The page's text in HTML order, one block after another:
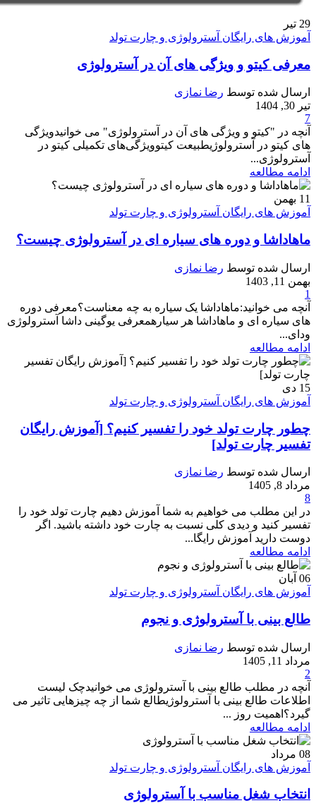
29 تیر
آموزش های رایگان آسترولوژی و چارت تولد
معرفی کیتو و ویژگی های آن در آسترولوژی
ارسال شده توسط رضا نمازی
تیر 30, 1404
7
آنچه در "کیتو و ویژگی های آن در آسترولوژی" می خوانیدویژگی‌
های کیتو در آسترولوژیطبیعت کیتوویژگی‌های تکمیلی کیتو در
آسترولوژی...
ادامه مطالعه
11 بهمن
آموزش های رایگان آسترولوژی و چارت تولد
ماهاداشا و دوره های سیاره ای در آسترولوژی چیست؟
ارسال شده توسط رضا نمازی
بهمن 11, 1403
1
آنچه می خوانید:ماهاداشا یک سیاره به چه معناست؟معرفی دوره
های سیاره ای و ماهاداشا هر سیارهمعرفی یوگینی داشا آسترولوژی
ودای...
ادامه مطالعه
15 دی
آموزش های رایگان آسترولوژی و چارت تولد
چطور چارت تولد خود را تفسیر کنیم؟ [آموزش رایگان
تفسیر چارت تولد]
ارسال شده توسط رضا نمازی
مرداد 8, 1405
8
در این مطلب می خواهیم به شما آموزش دهیم چارت تولد خود را
تفسیر کنید و دیدی کلی نسبت به چارت خود داشته باشید. اگر
دوست دارید آموزش رایگا...
ادامه مطالعه
06 آبان
آموزش های رایگان آسترولوژی و چارت تولد
طالع بینی با آسترولوژی و نجوم
ارسال شده توسط رضا نمازی
مرداد 11, 1405
2
آنچه در مطلب طالع بینی با آسترولوژی می خوانیدچک لیست
اطلاعات طالع بینی با آسترولوژیطالع شما از چه چیزهایی تاثیر می
گیرد؟اهمیت روز ...
ادامه مطالعه
08 مرداد
آموزش های رایگان آسترولوژی و چارت تولد
انتخاب شغل مناسب با آسترولوژی